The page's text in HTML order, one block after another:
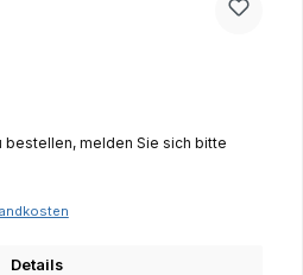
bestellen, melden Sie sich bitte
Details